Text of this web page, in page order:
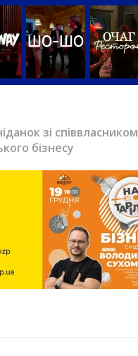
зі співвласником
бізнесу